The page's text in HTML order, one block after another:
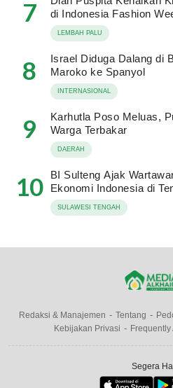
7
di Indonesia Fashion
LEMBAH PALU
8
Israel Diduga Dalang di
Maroko ke Spanyol
INTERNASIONAL
9
Karhutla Poso Meluas,
Warga Terbakar
DAERAH
10
BI Sulteng Ajak
Ekonomi Indonesia di
SULAWESI TENGAH
Redaksi & Manajemen Tentang
Kebijakan Privasi
Frequently
Segera